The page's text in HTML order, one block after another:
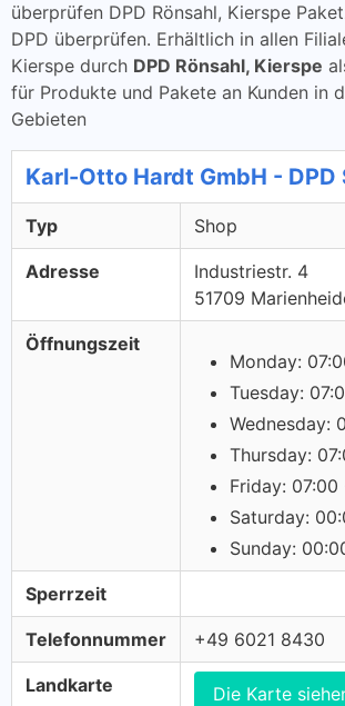
überprüfen DPD Rönsahl, Kierspe
DPD überprüfen. Erhältlich in allen
Kierspe durch DPD Rönsahl, Kierspe
für Produkte und Pakete an Kunden in
Gebieten
Karl-Otto Hardt GmbH - DPD
Typ Shop
Adresse
Industriestr. 4
51709
Öffnungszeit
Monday:
Tuesday:
Wednesday:
Thursday:
Friday: 07:00
Saturday:
Sunday:
Sperrzeit
Telefonnummer +49 6021 8430
Landkarte Die Karte